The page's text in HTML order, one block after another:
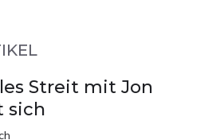
Streit mit Jon
sich